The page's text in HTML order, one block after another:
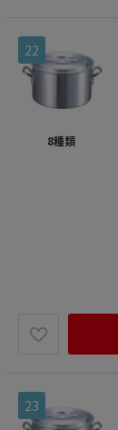
22
8種類
23